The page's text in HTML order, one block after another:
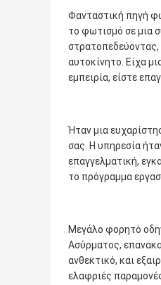
Φανταστική πηγή
το φωτισμό σε μια
στρατοπεδεύοντας,
αυτοκίνητο. Είχα
εμπειρία, είστε
Ήταν μια
σας. Η υπηρεσία
επαγγελματική,
το πρόγραμμα
Μεγάλο φορητό
Ασύρματος,
ανθεκτικό, και
ελαφριές